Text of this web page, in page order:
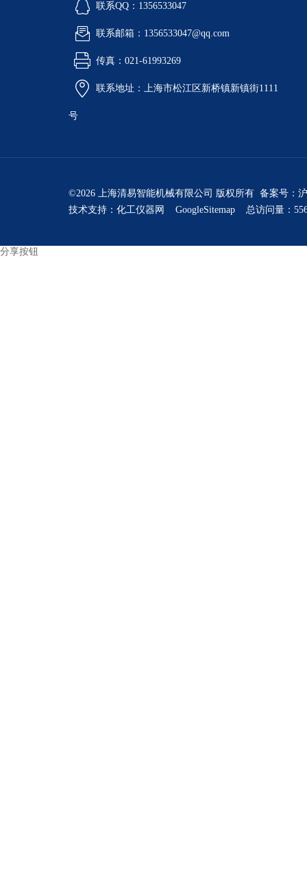
联系QQ：1356533047
联系邮箱：1356533047@qq.com
传真：021-61993269
联系地址：上海市松江区新桥镇新镇街1111
号
©2026 上海清易智能机械有限公司 版权所有 备案号：
技术支持： 化工仪器网 GoogleSitemap 总访问量：
分享按钮